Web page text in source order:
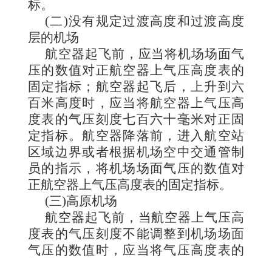
标。
(二)没有规定过渡高度和过渡高度
层的机场
航空器起飞前，应当将机场场面气
压的数值对正航空器上气压高度表的
固定指标；航空器起飞后，上升到六
百米高度时，应当将航空器上气压高
度表的气压刻度七百六十毫米对正固
定指标。航空器降落前，进入航空站
区域边界或者根据机场空中交通管制
员的指示，将机场场面气压的数值对
正航空器上气压高度表的固定指标。
(三)高原机场
航空器起飞前，当航空器上气压高
度表的气压刻度不能调整到机场场面
气压的数值时，应当将气压高度表的